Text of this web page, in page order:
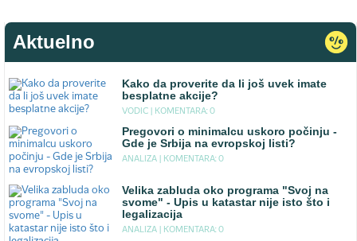
Aktuelno
Kako da proverite da li još uvek imate
besplatne akcije?
VODIC | KOMENTARA: 0
Pregovori o minimalcu uskoro počinju -
Gde je Srbija na evropskoj listi?
ANALIZA | KOMENTARA: 0
Velika zabluda oko programa "Svoj na
svome" - Upis u katastar nije isto što i
legalizacija
ANALIZA | KOMENTARA: 0